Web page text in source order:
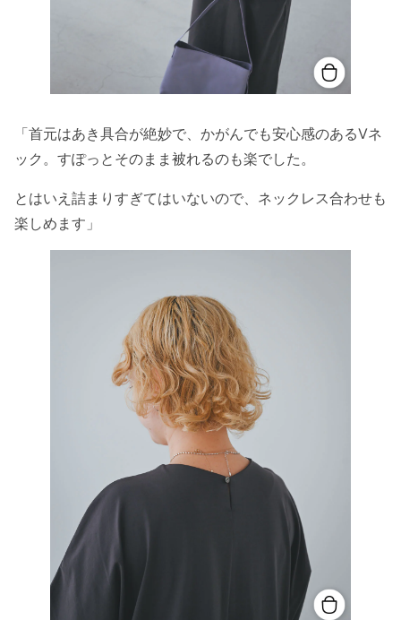
「首元はあき具合が絶妙で、かがんでも安心感のあるVネ
ック。すぽっとそのまま被れるのも楽でした。
とはいえ詰まりすぎてはいないので、ネックレス合わせも
楽しめます」